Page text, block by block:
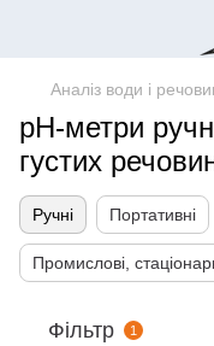
Аналіз води і
pH-метри
густих
Ручні Портативні
Промислові,
Фільтр 1